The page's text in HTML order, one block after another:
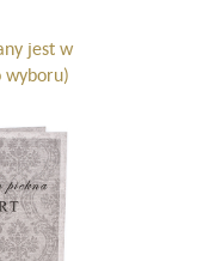
jest w
wyboru)